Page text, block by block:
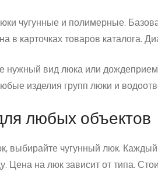
чугунные и полимерные.
в карточках товаров каталога.
нужный вид люка или
изделия групп люки и
любых объектов
выбирайте чугунный люк. Каждый
Цена на люк зависит от типа.